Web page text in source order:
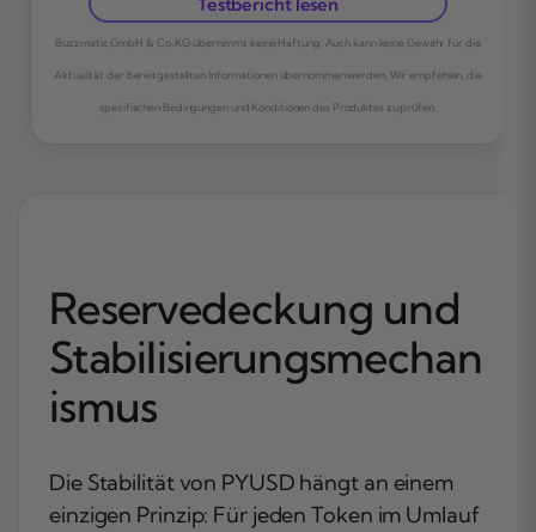
Buzzmatic GmbH & Co. KG übernimmt keine Haftung. Auch kann keine Gewähr für die
Aktualität der bereitgestellten Informationen übernommen werden. Wir empfehlen, die
spezifischen Bedingungen und Konditionen des Produktes zu prüfen.
Reservedeckung und
Stabilisierungsmechan
ismus
Die Stabilität von PYUSD hängt an einem
einzigen Prinzip: Für jeden Token im Umlauf